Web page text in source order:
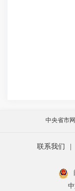
中央省市
联系我们